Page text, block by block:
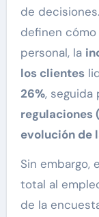
de
definen
personal, la
los clientes
26%, seguida
regulaciones
evolución de
Sin embargo,
total al
de la